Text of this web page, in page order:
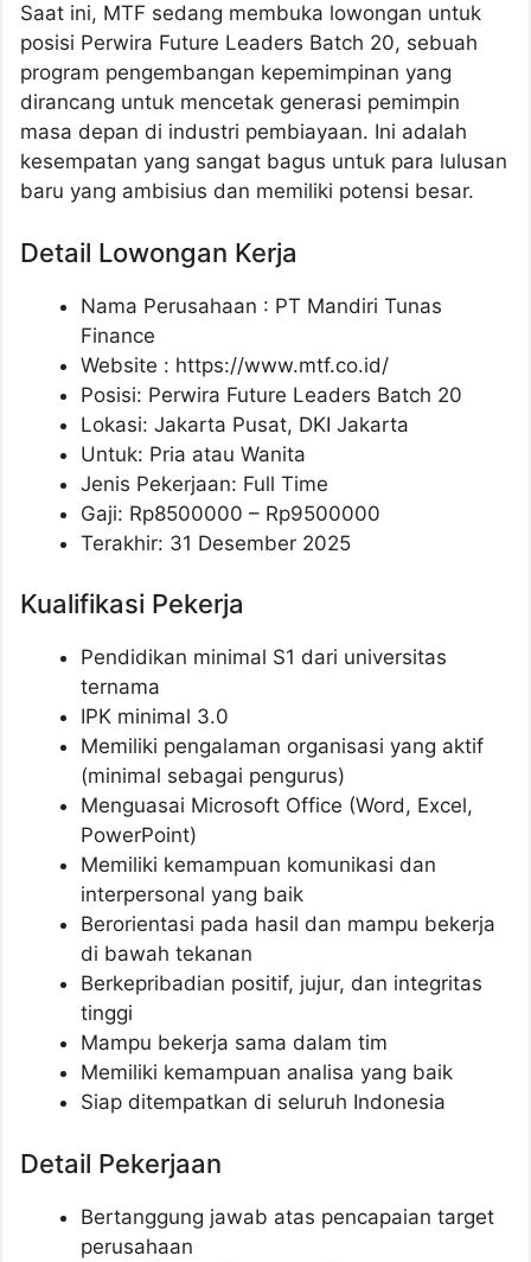
Saat ini, MTF sedang membuka lowongan untuk
posisi Perwira Future Leaders Batch 20, sebuah
program pengembangan kepemimpinan yang
dirancang untuk mencetak generasi pemimpin
masa depan di industri pembiayaan. Ini adalah
kesempatan yang sangat bagus untuk para lulusan
baru yang ambisius dan memiliki potensi besar.
Detail Lowongan Kerja
Nama Perusahaan : PT Mandiri Tunas
Finance
Website : https://www.mtf.co.id/
Posisi: Perwira Future Leaders Batch 20
Lokasi: Jakarta Pusat, DKI Jakarta
Untuk: Pria atau Wanita
Jenis Pekerjaan: Full Time
Gaji: Rp8500000 – Rp9500000
Terakhir: 31 Desember 2025
Kualifikasi Pekerja
Pendidikan minimal S1 dari universitas
ternama
IPK minimal 3.0
Memiliki pengalaman organisasi yang aktif
(minimal sebagai pengurus)
Menguasai Microsoft Office (Word, Excel,
PowerPoint)
Memiliki kemampuan komunikasi dan
interpersonal yang baik
Berorientasi pada hasil dan mampu bekerja
di bawah tekanan
Berkepribadian positif, jujur, dan integritas
tinggi
Mampu bekerja sama dalam tim
Memiliki kemampuan analisa yang baik
Siap ditempatkan di seluruh Indonesia
Detail Pekerjaan
Bertanggung jawab atas pencapaian target
perusahaan